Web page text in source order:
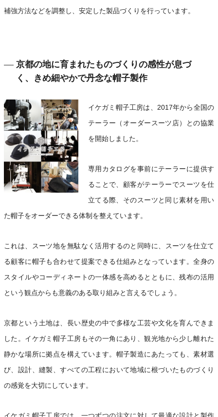
補強方法などを調整し、安定した製品づくりを行っています。
京都の地に育まれたものづくりの感性が息づ
く、きめ細やかで丹念な帽子製作
イケガミ帽子工房は、2017年から全国の
テーラー（オーダースーツ店）との協業
を開始しました。
専用カタログを事前にテーラーに提供す
ることで、顧客がテーラーでスーツを仕
立てる際、そのスーツと同じ素材を用い
た帽子をオーダーできる体制を整えています。
これは、スーツ地を無駄なく活用するのと同時に、スーツを仕立て
る顧客に帽子も合わせて提案できる仕組みとなっています。全身の
スタイルやコーディネートの一体感を高めるとともに、残布の活用
という観点からも意義のある取り組みと言えるでしょう。
京都という土地は、長い歴史の中で多様な工芸や文化を育んできま
した。イケガミ帽子工房もその一角にあり、観光地から少し離れた
静かな場所に拠点を構えています。帽子製造にあたっても、素材選
び、設計、縫製、すべての工程において地域に根づいたものづくり
の感覚を大切にしています。